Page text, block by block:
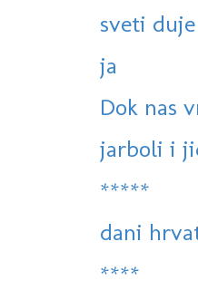
sveti duje
ja
Dok nas
jarboli i
*****
dani
****